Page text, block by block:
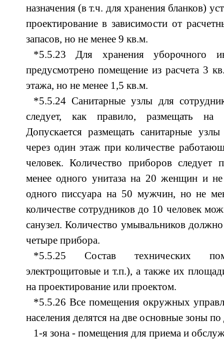
назначения (в т.ч. для хранения бланков)
проектирование в зависимости от
запасов, но не менее 9 кв.м.
*5.5.23 Для хранения уборочного
предусмотрено помещение из расчета 3
этажа, но не менее 1,5 кв.м.
*5.5.24 Санитарные узлы для
следует, как правило, размещать на
Допускается размещать санитарные
через один этаж при количестве
человек. Количество приборов следует
менее одного унитаза на 20 женщин и
одного писсуара на 50 мужчин, но не
количестве сотрудников до 10 человек
санузел. Количество умывальников
четыре прибора.
*5.5.25 Состав технических
электрощитовые и т.п.), а также их
на проектирование или проектом.
*5.5.26 Все помещения окружных
населения делятся на две основные зоны
1-я зона - помещения для приема и